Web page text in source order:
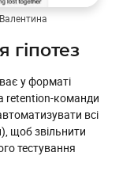
гіпотез
у форматі
retention-команди
всі
щоб звільнити
тестування